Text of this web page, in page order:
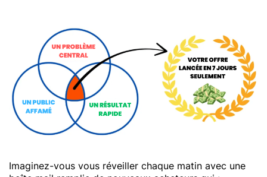
Imaginez-vous vous réveiller chaque matin avec une